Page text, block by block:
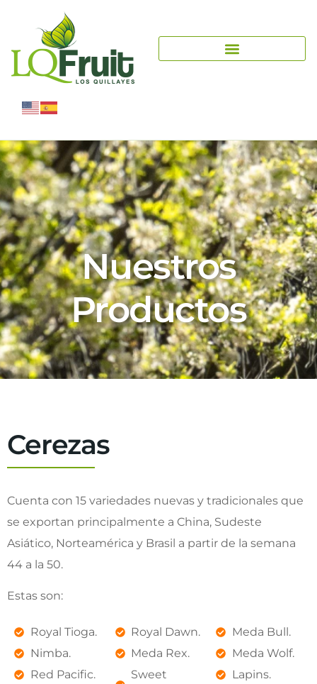
Nuestros
Productos
Cerezas
Cuenta con 15 variedades nuevas y tradicionales que
se exportan principalmente a China, Sudeste
Asiático, Norteamérica y Brasil a partir de la semana
44 a la 50.
Estas son:
Royal Tioga.
Nimba.
Red Pacific.
Royal Dawn.
Meda Rex.
Sweet
Meda Bull.
Meda Wolf.
Lapins.